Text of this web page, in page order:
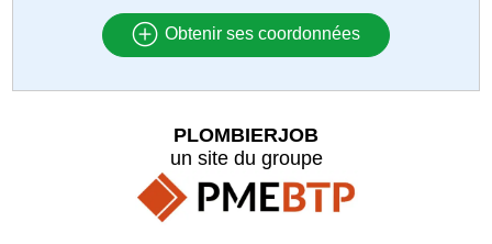
Obtenir ses coordonnées
PLOMBIERJOB
un site du groupe